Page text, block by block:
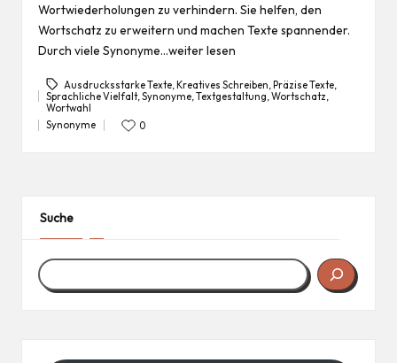
Wortwiederholungen zu verhindern. Sie helfen, den
Wortschatz zu erweitern und machen Texte spannender.
Durch viele Synonyme…weiter lesen
Tags:
Ausdrucksstarke Texte, Kreatives Schreiben Präzise Texte,
Sprachliche Vielfalt, Synonyme, Textgestaltung Wortschatz
Wortwahl
Posted
Synonyme 0
Suche